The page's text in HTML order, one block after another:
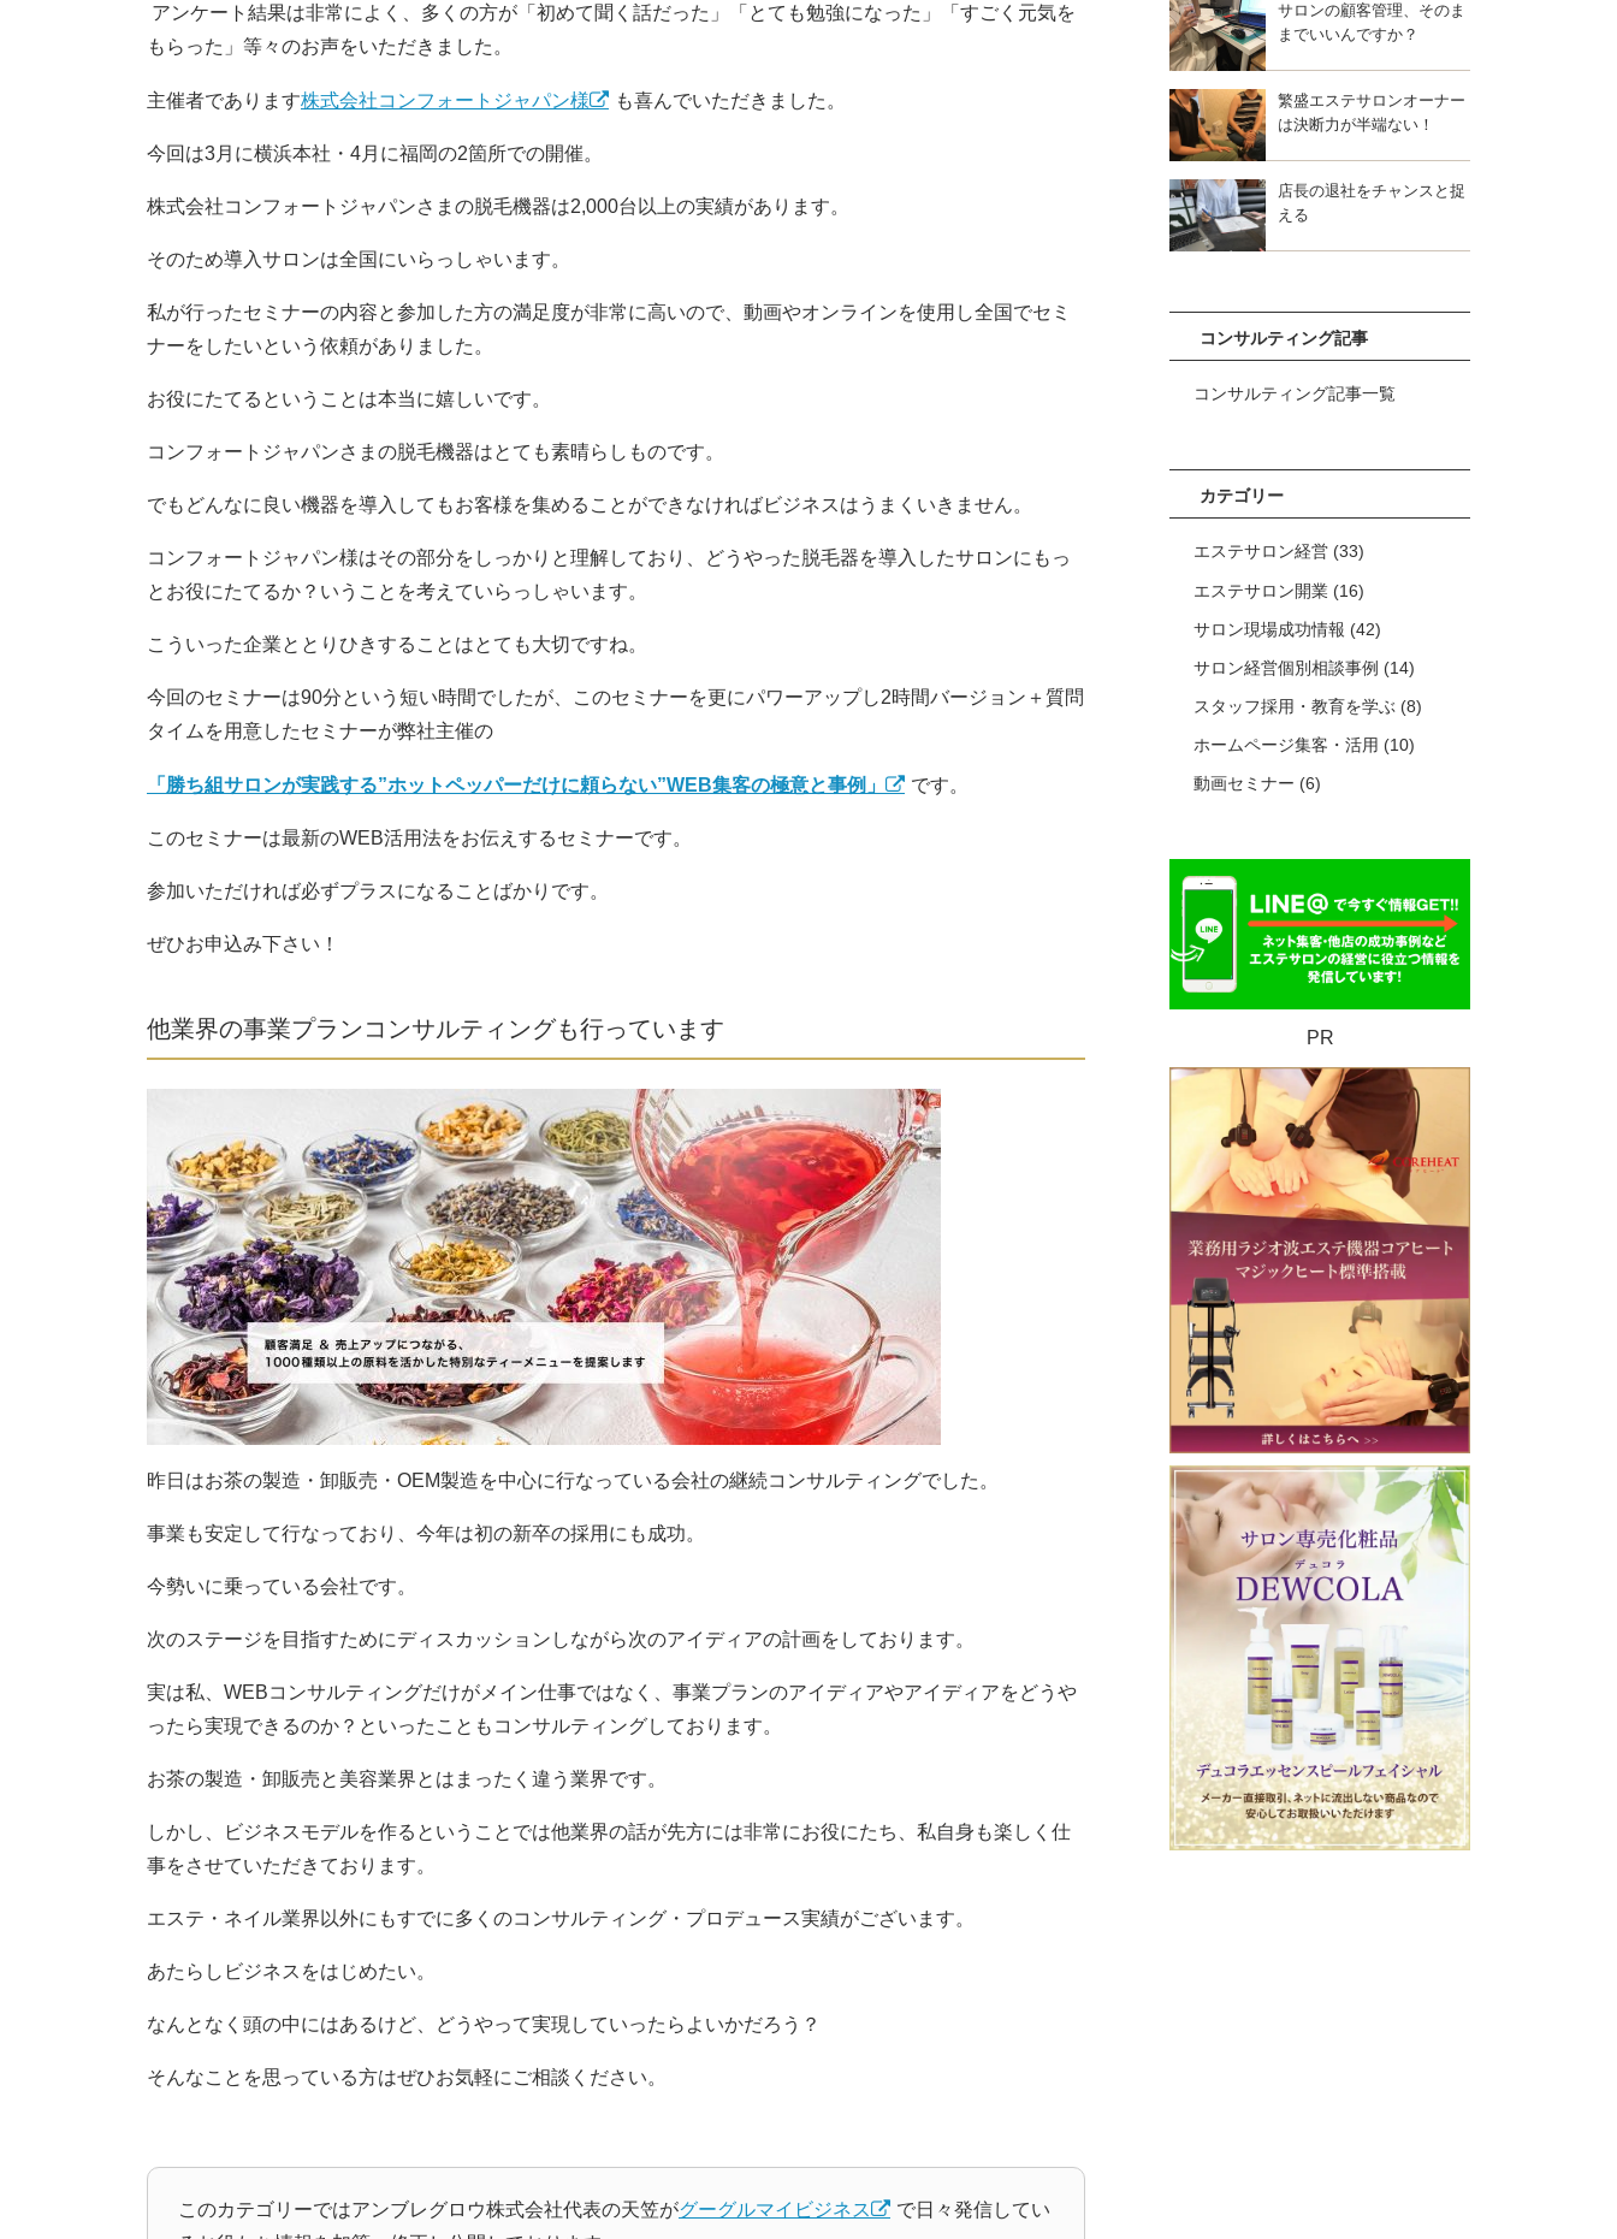
アンケート結果は非常によく、多くの方が「初めて聞く話だった」「とても勉強になった」「すごく元気を
もらった」等々のお声をいただきました。
主催者であります株式会社コンフォートジャパン様 も喜んでいただきました。
今回は3月に横浜本社・4月に福岡の2箇所での開催。
株式会社コンフォートジャパンさまの脱毛機器は2,000台以上の実績があります。
そのため導入サロンは全国にいらっしゃいます。
私が行ったセミナーの内容と参加した方の満足度が非常に高いので、動画やオンラインを使用し全国でセミ
ナーをしたいという依頼がありました。
お役にたてるということは本当に嬉しいです。
コンフォートジャパンさまの脱毛機器はとても素晴らしものです。
でもどんなに良い機器を導入してもお客様を集めることができなければビジネスはうまくいきません。
コンフォートジャパン様はその部分をしっかりと理解しており、どうやった脱毛器を導入したサロンにもっ
とお役にたてるか？いうことを考えていらっしゃいます。
こういった企業ととりひきすることはとても大切ですね。
今回のセミナーは90分という短い時間でしたが、このセミナーを更にパワーアップし2時間バージョン＋質問
タイムを用意したセミナーが弊社主催の
「勝ち組サロンが実践する”ホットペッパーだけに頼らない”WEB集客の極意と事例」 です。
このセミナーは最新のWEB活用法をお伝えするセミナーです。
参加いただければ必ずプラスになることばかりです。
ぜひお申込み下さい！
他業界の事業プランコンサルティングも行っています
昨日はお茶の製造・卸販売・OEM製造を中心に行なっている会社の継続コンサルティングでした。
事業も安定して行なっており、今年は初の新卒の採用にも成功。
今勢いに乗っている会社です。
次のステージを目指すためにディスカッションしながら次のアイディアの計画をしております。
実は私、WEBコンサルティングだけがメイン仕事ではなく、事業プランのアイディアやアイディアをどうや
ったら実現できるのか？といったこともコンサルティングしております。
お茶の製造・卸販売と美容業界とはまったく違う業界です。
しかし、ビジネスモデルを作るということでは他業界の話が先方には非常にお役にたち、私自身も楽しく仕
事をさせていただきております。
エステ・ネイル業界以外にもすでに多くのコンサルティング・プロデュース実績がございます。
あたらしビジネスをはじめたい。
なんとなく頭の中にはあるけど、どうやって実現していったらよいかだろう？
そんなことを思っている方はぜひお気軽にご相談ください。
このカテゴリーではアンブレグロウ株式会社代表の天笠がグーグルマイビジネス
で日々発信してい
サロンの顧客管理、そのま
までいいんですか？
繁盛エステサロンオーナー
は決断力が半端ない！
店長の退社をチャンスと捉
える
コンサルティング記事
コンサルティング記事一覧
カテゴリー
エステサロン経営 (33)
エステサロン開業 (16)
サロン現場成功情報 (42)
サロン経営個別相談事例 (14)
スタッフ採用・教育を学ぶ (8)
ホームページ集客・活用 (10)
動画セミナー (6)
PR